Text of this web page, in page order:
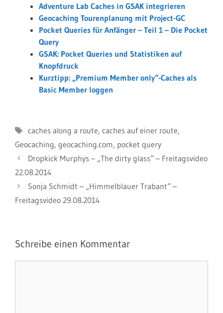
Adventure Lab Caches in GSAK integrieren
Geocaching Tourenplanung mit Project-GC
Pocket Queries für Anfänger – Teil 1 – Die Pocket
Query
GSAK: Pocket Queries und Statistiken auf
Knopfdruck
Kurztipp: „Premium Member only“-Caches als
Basic Member loggen
Schlagwörter
caches along a route, caches auf einer route,
Geocaching, geocaching.com, pocket query
Dropkick Murphys – „The dirty glass“ – Freitagsvideo
22.08.2014
Sonja Schmidt – „Himmelblauer Trabant“ –
Freitagsvideo 29.08.2014
Schreibe einen Kommentar